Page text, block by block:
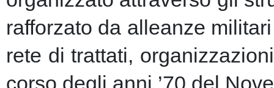
rafforzato da alleanze
rete di trattati,
corso degli anni ’70 del